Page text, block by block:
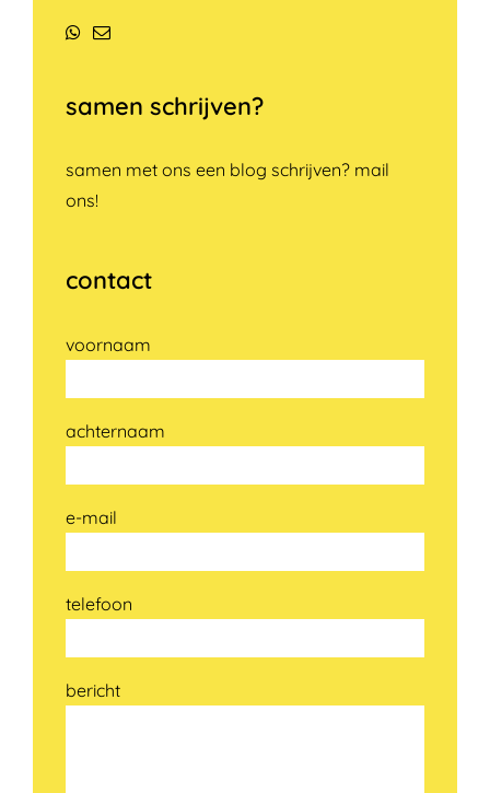
WhatsApp
E-
samen schrijven?
samen met ons een blog schrijven? mail
ons!
contact
voornaam
achternaam
e-mail
telefoon
bericht